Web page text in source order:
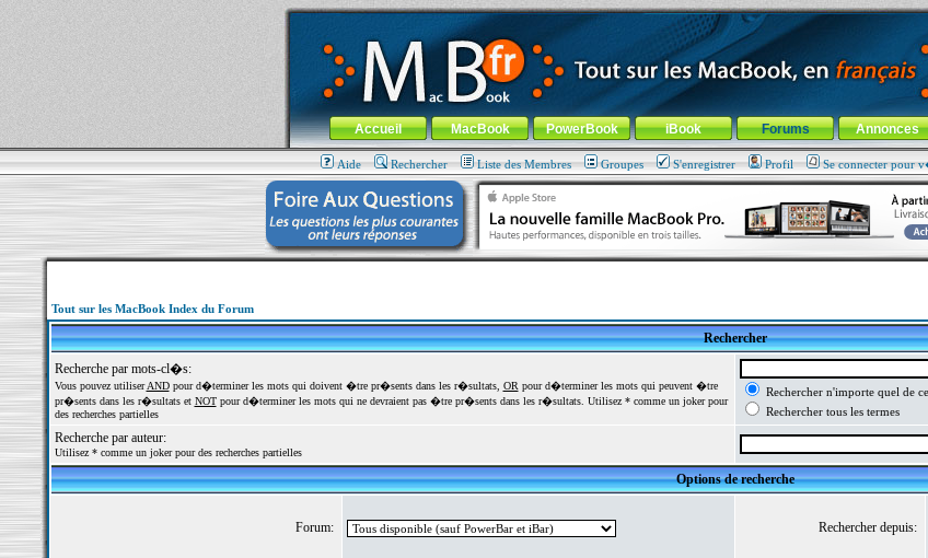
MacBook-fr.com : 100% Apple... 100% nomade !
Aller au contenu-Aller au menu général-Aller au menu de la rubrique
Menu général
Accueil MacBook PowerBook iBook Forums Annonces
Aide Rechercher Liste des Membres Groupes S'enregistrer Profil Se connecter pour
Tout sur les MacBook Index du Forum
Rechercher
Recherche par mots-cl�s:
Vous pouvez utiliserANDpour d�terminer les mots qui doivent �tre pr�sents dans les r�sultats, OR pour d�terminer les mots qui peuvent �tre
pr�sents dans les r�sultats et NOTpour d�terminer les mots qui ne devraient pas �tre pr�sents dans les r�sultats. Utilisez * comme un joker pour
des recherches partielles
Rechercher n'importe quel de
Rechercher tous les termes
Recherche par auteur:
Utilisez * comme un joker pour des recherches partielles
Options de recherche
Forum: Rechercher depuis: